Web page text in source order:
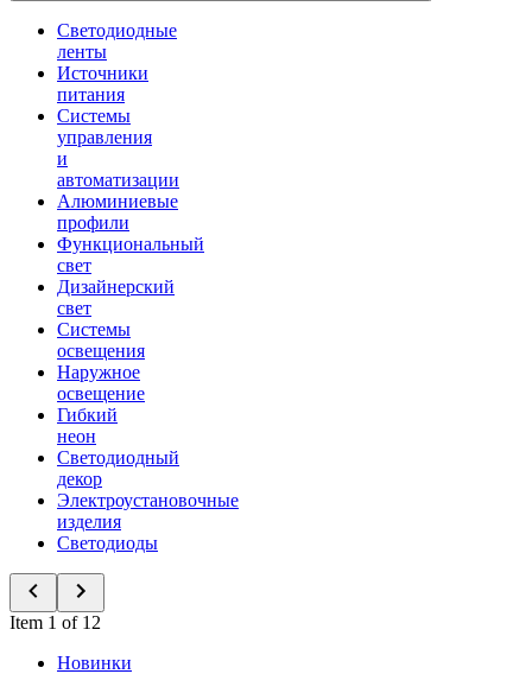
Светодиодные
ленты
Источники
питания
Системы
управления
и
автоматизации
Алюминиевые
профили
Функциональный
свет
Дизайнерский
свет
Системы
освещения
Наружное
освещение
Гибкий
неон
Светодиодный
декор
Электроустановочные
изделия
Светодиоды
Item 1 of 12
Новинки